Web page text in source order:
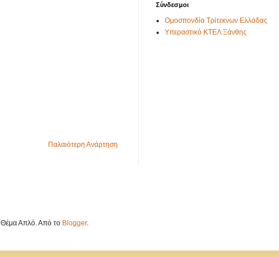
Παλαιότερη Ανάρτηση
Σύνδεσμοι
Ομοσπονδία Τρίτεκνων Ελλάδας
Υπεραστικό ΚΤΕΛ Ξάνθης
Θέμα Απλό. Από το Blogger.